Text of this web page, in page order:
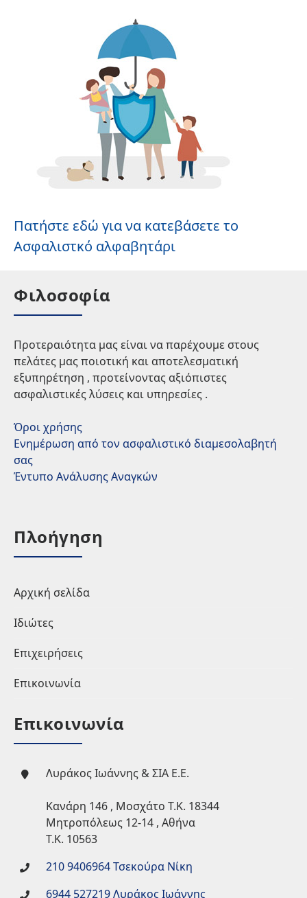
Πατήστε εδώ για να κατεβάσετε το
Ασφαλιστκό αλφαβητάρι
Φιλοσοφία
Προτεραιότητα μας είναι να παρέχουμε στους
πελάτες μας ποιοτική και αποτελεσματική
εξυπηρέτηση , προτείνοντας αξιόπιστες
ασφαλιστικές λύσεις και υπηρεσίες .
Όροι χρήσης
Ενημέρωση από τον ασφαλιστικό διαμεσολαβητή
σας
Έντυπο Ανάλυσης Αναγκών
Πλοήγηση
Αρχική σελίδα
Ιδιώτες
Επιχειρήσεις
Επικοινωνία
Επικοινωνία
Λυράκος Ιωάννης & ΣΙΑ Ε.Ε.
Κανάρη 146 , Μοσχάτο Τ.Κ. 18344
Μητροπόλεως 12-14 , Αθήνα
Τ.Κ. 10563
210 9406964 Τσεκούρα Νίκη
6944 527219 Λυράκος Ιωάννης